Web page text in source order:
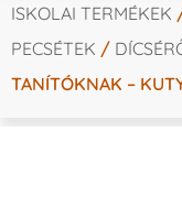
ISKOLAI TERMÉKEK
PECSÉTEK /
TANÍTÓKNAK –